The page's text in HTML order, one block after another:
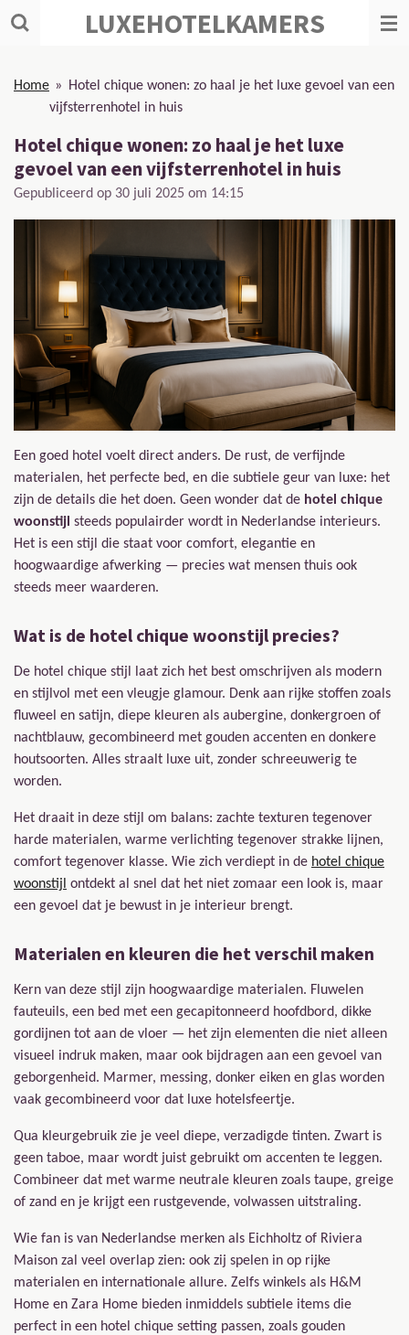
Ga
de
hoofdinhoud
LUXEHOTELKAMERS
Home »
Hotel chique wonen: zo haal je het luxe gevoel van een
vijfsterrenhotel in huis
Hotel chique wonen: zo haal je het luxe
gevoel van een vijfsterrenhotel in huis
Gepubliceerd op 30 juli 2025 om 14:15
Een goed hotel voelt direct anders. De rust, de verfijnde
materialen, het perfecte bed, en die subtiele geur van luxe: het
zijn de details die het doen. Geen wonder dat de hotel chique
woonstijl steeds populairder wordt in Nederlandse interieurs.
Het is een stijl die staat voor comfort, elegantie en
hoogwaardige afwerking — precies wat mensen thuis ook
steeds meer waarderen.
Wat is de hotel chique woonstijl precies?
De hotel chique stijl laat zich het best omschrijven als modern
en stijlvol met een vleugje glamour. Denk aan rijke stoffen zoals
fluweel en satijn, diepe kleuren als aubergine, donkergroen of
nachtblauw, gecombineerd met gouden accenten en donkere
houtsoorten. Alles straalt luxe uit, zonder schreeuwerig te
worden.
Het draait in deze stijl om balans: zachte texturen tegenover
harde materialen, warme verlichting tegenover strakke lijnen,
comfort tegenover klasse. Wie zich verdiept in de hotel chique
woonstijl ontdekt al snel dat het niet zomaar een look is, maar
een gevoel dat je bewust in je interieur brengt.
Materialen en kleuren die het verschil maken
Kern van deze stijl zijn hoogwaardige materialen. Fluwelen
fauteuils, een bed met een gecapitonneerd hoofdbord, dikke
gordijnen tot aan de vloer — het zijn elementen die niet alleen
visueel indruk maken, maar ook bijdragen aan een gevoel van
geborgenheid. Marmer, messing, donker eiken en glas worden
vaak gecombineerd voor dat luxe hotelsfeertje.
Qua kleurgebruik zie je veel diepe, verzadigde tinten. Zwart is
geen taboe, maar wordt juist gebruikt om accenten te leggen.
Combineer dat met warme neutrale kleuren zoals taupe, greige
of zand en je krijgt een rustgevende, volwassen uitstraling.
Wie fan is van Nederlandse merken als Eichholtz of Riviera
Maison zal veel overlap zien: ook zij spelen in op rijke
materialen en internationale allure. Zelfs winkels als H&M
Home en Zara Home bieden inmiddels subtiele items die
perfect in een hotel chique setting passen, zoals gouden